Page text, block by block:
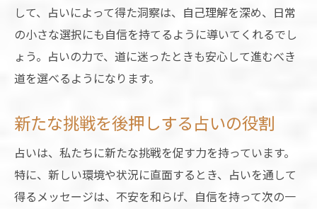
して、占いによって得た洞察は、自己理解を深め、日常
の小さな選択にも自信を持てるように導いてくれるでし
ょう。占いの力で、道に迷ったときも安心して進むべき
道を選べるようになります。
新たな挑戦を後押しする占いの役割
占いは、私たちに新たな挑戦を促す力を持っています。
特に、新しい環境や状況に直面するとき、占いを通して
得るメッセージは、不安を和らげ、自信を持って次の一